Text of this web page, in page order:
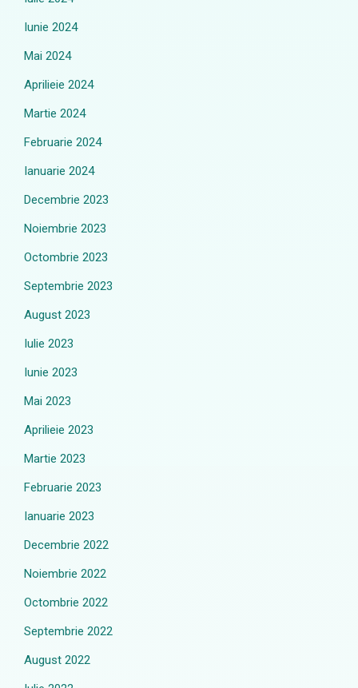
Iunie 2024
Mai 2024
Aprilieie 2024
Martie 2024
Februarie 2024
Ianuarie 2024
Decembrie 2023
Noiembrie 2023
Octombrie 2023
Septembrie 2023
August 2023
Iulie 2023
Iunie 2023
Mai 2023
Aprilieie 2023
Martie 2023
Februarie 2023
Ianuarie 2023
Decembrie 2022
Noiembrie 2022
Octombrie 2022
Septembrie 2022
August 2022